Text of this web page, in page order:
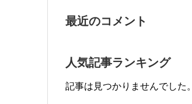
最近のコメント
人気記事ランキング
記事は見つかりませんでした。